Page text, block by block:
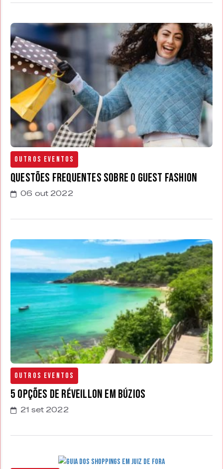
Outros Eventos
Questões frequentes sobre o Guest Fashion
06 out 2022
Outros Eventos
5 opções de Réveillon em Búzios
21 set 2022